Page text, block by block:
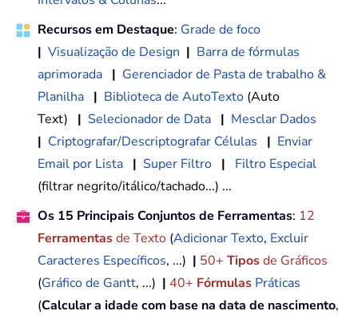
Recursos em Destaque: Grade de foco
| Visualização de Design | Barra de fórmulas
aprimorada | Gerenciador de Pasta de trabalho &
Planilha | Biblioteca de AutoTexto (Auto
Text) | Selecionador de Data | Mesclar Dados
| Criptografar/Descriptografar Células | Enviar
Email por Lista | Super Filtro |
Filtro Especial
(filtrar negrito/itálico/tachado...) ...
Os 15 Principais Conjuntos de Ferramentas: 12
Ferramentasde Texto (Adicionar Texto, Excluir
Caracteres Específicos, ...) | 50+ Tiposde Gráficos
(Gráfico de Gantt, ...) | 40+ Fórmulas Práticas
(Calcular a idade com base na data de nascimento,